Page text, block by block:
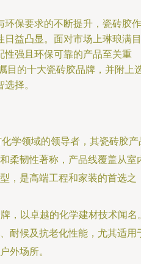
环保要求的不断提升，瓷砖胶作
日益凸显。面对市场上琳琅满目
性强且环保可靠的产品至关重
目的十大瓷砖胶品牌，并附上
择。
化学领域的领导者，其瓷砖胶产
柔韧性著称，产品线覆盖从室
，是高端工程和家装的首选之
牌，以卓越的化学建材技术闻名
耐候及抗老化性能，尤其适用
外场所。